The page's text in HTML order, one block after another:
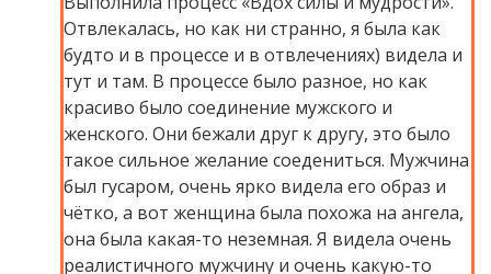
Отвлекалась, но как ни странно, я была как
будто и в процессе и в отвлечениях) видела и
тут и там. В процессе было разное, но как
красиво было соединение мужского и
женского. Они бежали друг к другу, это было
такое сильное желание соедениться. Мужчина
был гусаром, очень ярко видела его образ и
чётко, а вот женщина была похожа на ангела,
она была какая-то неземная. Я видела очень
реалистичного мужчину и очень какую-то